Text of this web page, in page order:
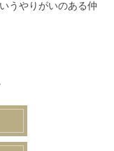
うやりがいのある仲